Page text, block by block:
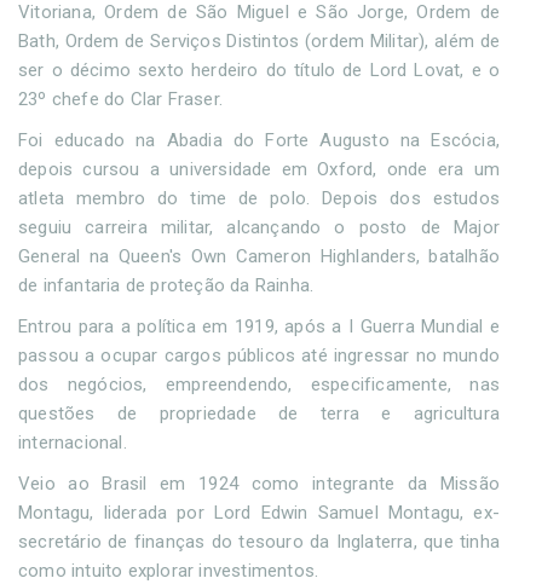
Vitoriana, Ordem de São Miguel e São Jorge, Ordem de
Bath, Ordem de Serviços Distintos (ordem Militar), além de
ser o décimo sexto herdeiro do título de Lord Lovat, e o
23º chefe do Clar Fraser.
Foi educado na Abadia do Forte Augusto na Escócia,
depois cursou a universidade em Oxford, onde era um
atleta membro do time de polo. Depois dos estudos
seguiu carreira militar, alcançando o posto de Major
General na Queen's Own Cameron Highlanders, batalhão
de infantaria de proteção da Rainha.
Entrou para a política em 1919, após a I Guerra Mundial e
passou a ocupar cargos públicos até ingressar no mundo
dos negócios, empreendendo, especificamente, nas
questões de propriedade de terra e agricultura
internacional.
Veio ao Brasil em 1924 como integrante da Missão
Montagu, liderada por Lord Edwin Samuel Montagu, ex-
secretário de finanças do tesouro da Inglaterra, que tinha
como intuito explorar investimentos.